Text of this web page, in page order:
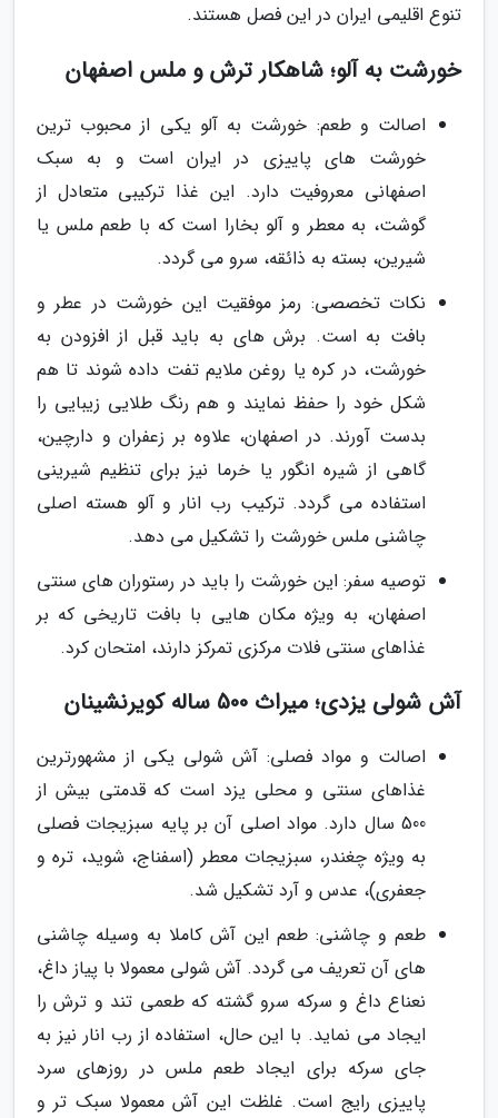
تنوع اقلیمی ایران در این فصل هستند.
خورشت به آلو؛ شاهکار ترش و ملس اصفهان
اصالت و طعم: خورشت به آلو یکی از محبوب ترین
خورشت های پاییزی در ایران است و به سبک
اصفهانی معروفیت دارد. این غذا ترکیبی متعادل از
گوشت، به معطر و آلو بخارا است که با طعم ملس یا
شیرین، بسته به ذائقه، سرو می گردد.
نکات تخصصی: رمز موفقیت این خورشت در عطر و
بافت به است. برش های به باید قبل از افزودن به
خورشت، در کره یا روغن ملایم تفت داده شوند تا هم
شکل خود را حفظ نمایند و هم رنگ طلایی زیبایی را
بدست آورند. در اصفهان، علاوه بر زعفران و دارچین،
گاهی از شیره انگور یا خرما نیز برای تنظیم شیرینی
استفاده می گردد. ترکیب رب انار و آلو هسته اصلی
چاشنی ملس خورشت را تشکیل می دهد.
توصیه سفر: این خورشت را باید در رستوران های سنتی
اصفهان، به ویژه مکان هایی با بافت تاریخی که بر
غذاهای سنتی فلات مرکزی تمرکز دارند، امتحان کرد.
آش شولی یزدی؛ میراث 500 ساله کویرنشینان
اصالت و مواد فصلی: آش شولی یکی از مشهورترین
غذاهای سنتی و محلی یزد است که قدمتی بیش از
500 سال دارد. مواد اصلی آن بر پایه سبزیجات فصلی
به ویژه چغندر، سبزیجات معطر (اسفناج، شوید، تره و
جعفری)، عدس و آرد تشکیل شد.
طعم و چاشنی: طعم این آش کاملا به وسیله چاشنی
های آن تعریف می گردد. آش شولی معمولا با پیاز داغ،
نعناع داغ و سرکه سرو گشته که طعمی تند و ترش را
ایجاد می نماید. با این حال، استفاده از رب انار نیز به
جای سرکه برای ایجاد طعم ملس در روزهای سرد
پاییزی رایج است. غلظت این آش معمولا سبک تر و